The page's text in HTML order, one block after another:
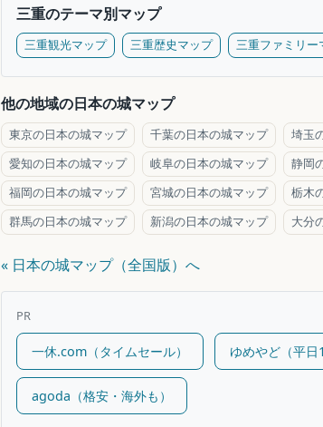
三重のテーマ別マップ
三重観光マップ 三重歴史マップ 三重ファミリー
他の地域の日本の城マップ
東京の日本の城マップ 千葉の日本の城マップ 埼玉
愛知の日本の城マップ
岐阜の日本の城マップ 静岡
福岡の日本の城マップ
宮城の日本の城マップ 栃木
群馬の日本の城マップ
新潟の日本の城マップ 大分
« 日本の城マップ（全国版）へ
PR
一休.com（タイムセール） ゆめやど（平日
agoda（格安・海外も）